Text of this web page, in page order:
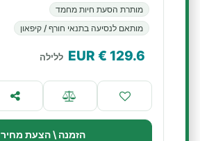
מותרת הסעת חיות מחמד
מותאם לנסיעה בתנאי חורף / קיפאון
129.6
€ EUR ללילה
הזמנה \ הצעת מחיר